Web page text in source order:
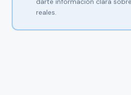
reales.